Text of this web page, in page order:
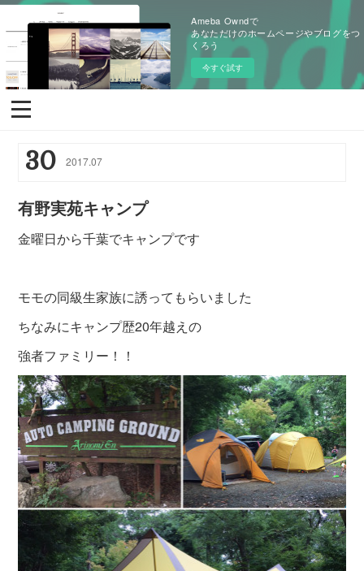
Ameba Owndで
あなただけのホームページやブログをつ
くろう
今すぐ試す
30 2017.07
有野実苑キャンプ
金曜日から千葉でキャンプです
モモの同級生家族に誘ってもらいました
ちなみにキャンプ歴20年越えの
強者ファミリー！！